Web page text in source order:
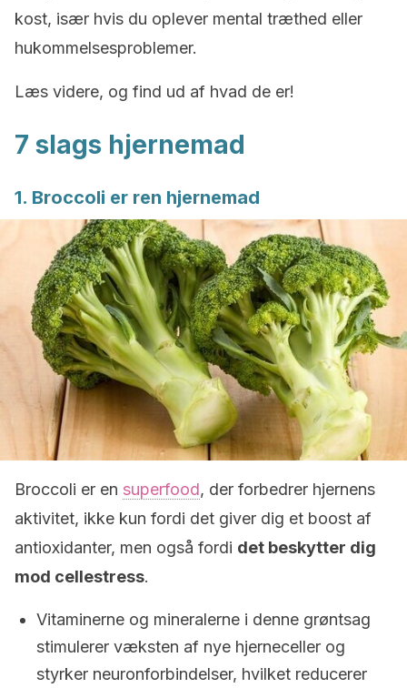
kost, især hvis du oplever mental træthed eller
hukommelsesproblemer.
Læs videre, og find ud af hvad de er!
7 slags hjernemad
1. Broccoli er ren hjernemad
Broccoli er en superfood, der forbedrer hjernens
aktivitet, ikke kun fordi det giver dig et boost af
antioxidanter, men også fordi det beskytter dig
mod cellestress.
Vitaminerne og mineralerne i denne grøntsag
stimulerer væksten af ​​nye hjerneceller og
styrker neuronforbindelser, hvilket reducerer